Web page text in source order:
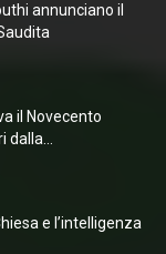
annunciano il
il Novecento
e l’intelligenza